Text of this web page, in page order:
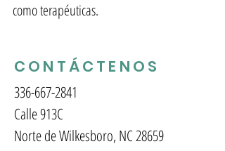
como terapéuticas.
CONTÁCTENOS
336-667-2841
Calle 913C
Norte de Wilkesboro, NC 28659